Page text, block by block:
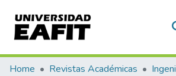
Communities & Collections
Home Revistas Académicas